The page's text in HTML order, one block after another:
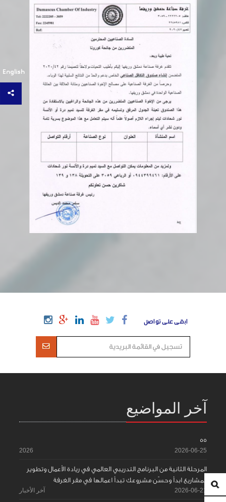
وقف العمل للمنشات المتضررة نتيجة أعمال النظام البائدة
وزارة المالية تصدر قرار
بخصوص تشكيل لجنة للكشف على المنشآت المتضررة
ضرورة تسجيل جميع العمال بالمؤسسة
التحاقهم الفعلية بالعمل لديهم
صناعة دمشق وريفها تدعو جميع السادة الصناعيين إلى
التعامل بروح إيجابية ومسؤولة مع إجراءات التحصيل
الضريبي، والمبادرة إلى تسوية الالتزامات المستحقة وتقديم
بيانات ضريبية صادقة ومقنعة وفق القوانين والأنظمة
المؤسسة العامة للتأمينات الاجتماعية تعلمنا
بعدم قبول أي معاملة لصناعي الا اذا أبرز صورة عن تسجيل
الغرفة لنفس العام (تطلب لمرة واحدة )
في سوريا ( رقم 432 تاريخ 18/6/2025 )
English
ابقى على تواصل
آخر المواضيع
55
2026-06-25
2026
المرحلة الثانية من البرنامج التدريبي العالمي في ريادة الأعمال وتطوير
المشاريع ابدأ وحسّن مشروعك تبدأ اعمالها في مقر الغرفة
2026-06-21 آخر الأخبار